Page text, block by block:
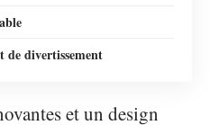
de divertissement
et un design